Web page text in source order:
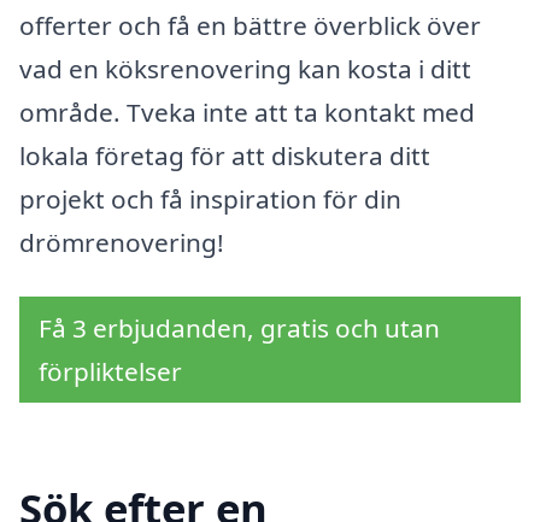
offerter och få en bättre överblick över
vad en köksrenovering kan kosta i ditt
område. Tveka inte att ta kontakt med
lokala företag för att diskutera ditt
projekt och få inspiration för din
drömrenovering!
Få 3 erbjudanden, gratis och utan
förpliktelser
Sök efter en